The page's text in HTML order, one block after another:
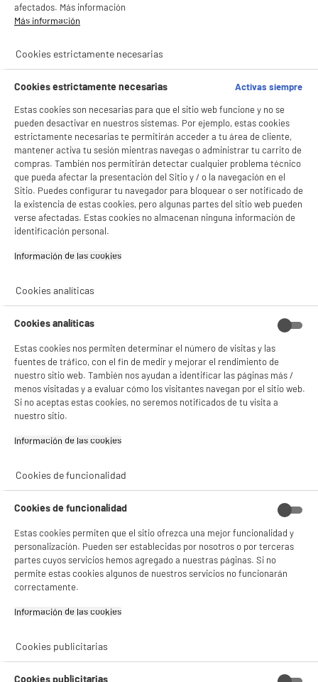
Rechazar todas
BIENVENIDO a ELECTRO
DEPOT
Con el fin de mejorar tu experiencia, y tras tu consentimiento, ELECTRO DEPOT
y sus socios utilizan cookies que procesan tus datos personales para:
- compartir contenido adaptado a tus preferencias
- ofrecer publicidad y comunicaciones personalizadas
- facilitar el intercambio de contenido en las redes sociales
Consulta la política de cookies.
estadísticas anónimas basadas en tu navegación. Puedes oponerte a su uso
gestionando sus cookies.
¡Buena visita!
Gestionar cookies
✔ ACEPTAR TODAS
afectados. Más información
Más información
Cookies estrictamente necesarias
Cookies estrictamente necesarias
Activas siempre
Estas cookies son necesarias para que el sitio web funcione y no se
pueden desactivar en nuestros sistemas. Por ejemplo, estas cookies
estrictamente necesarias te permitirán acceder a tu área de cliente,
mantener activa tu sesión mientras navegas o administrar tu carrito de
compras. También nos permitirán detectar cualquier problema técnico
que pueda afectar la presentación del Sitio y / o la navegación en el
Sitio. Puedes configurar tu navegador para bloquear o ser notificado de
la existencia de estas cookies, pero algunas partes del sitio web pueden
verse afectadas. Estas cookies no almacenan ninguna información de
identificación personal.
Información de las cookies‎
Cookies analíticas
Cookies analíticas
Estas cookies nos permiten determinar el número de visitas y las
fuentes de tráfico, con el fin de medir y mejorar el rendimiento de
nuestro sitio web. También nos ayudan a identificar las páginas más /
menos visitadas y a evaluar cómo los visitantes navegan por el sitio web.
Si no aceptas estas cookies, no seremos notificados de tu visita a
nuestro sitio.
Información de las cookies‎
Cookies de funcionalidad
Cookies de funcionalidad
Estas cookies permiten que el sitio ofrezca una mejor funcionalidad y
personalización. Pueden ser establecidas por nosotros o por terceras
partes cuyos servicios hemos agregado a nuestras páginas. Si no
permite estas cookies algunos de nuestros servicios no funcionarán
correctamente.
Información de las cookies‎
Cookies publicitarias
Cookies publicitarias